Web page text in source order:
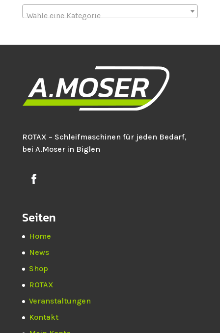
Wähle eine Kategorie
ROTAX – Schleifmaschinen für jeden Bedarf,
bei A.Moser in Biglen
Seiten
Home
News
Shop
ROTAX
Veranstaltungen
Kontakt